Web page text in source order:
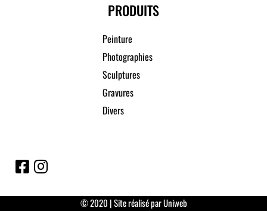
PRODUITS
Peinture
Photographies
Sculptures
Gravures
Divers
© 2020 | Site réalisé par Uniweb